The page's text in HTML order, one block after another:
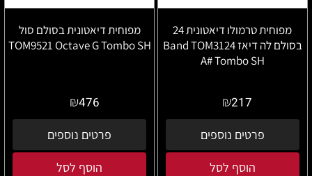
מפוחית טרמולו דיאטונית 24
בסולם לה דיאז Band TOM3124
A# Tombo SH
₪217
פרטים נוספים
הוסף לסל
מפוחית דיאטונית בסולם סול
TOM9521 Octave G Tombo SH
₪476
פרטים נוספים
הוסף לסל